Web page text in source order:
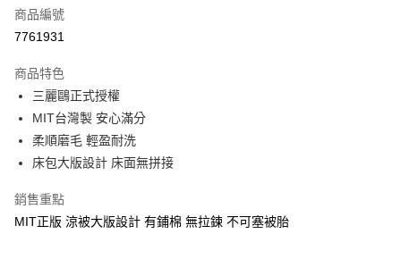
超商取貨付款
Apple Pay
街口支付
悠遊付
Google Pay
ATM付款
商品編號
7761931
商品特色
三麗鷗正式授權
MIT台灣製 安心滿分
柔順磨毛 輕盈耐洗
床包大版設計 床面無拼接
銷售重點
MIT正版 涼被大版設計 有鋪棉 無拉鍊 不可塞被胎